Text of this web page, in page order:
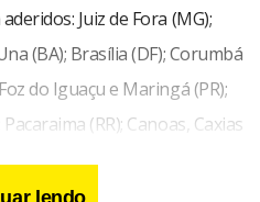
Juiz de Fora (MG);
(BA); Brasília (DF); Corumbá
do Iguaçu e Maringá (PR);
(RR); Canoas, Caxias
Leopoldo (RS); Itajaí (SC);
e São Paulo (SP).
lendo